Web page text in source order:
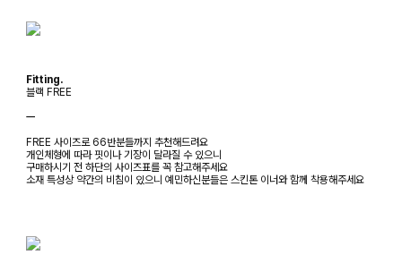
Fitting.
블랙 FREE
ㅡ
FREE 사이즈로 66반분들까지 추천해드려요
개인체형에 따라 핏이나 기장이 달라질 수 있으니
구매하시기 전 하단의 사이즈표를 꼭 참고해주세요
소재 특성상 약간의 비침이 있으니 예민하신분들은 스킨톤 이너와 함께 착용해주세요